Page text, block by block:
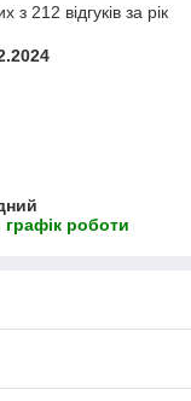
з 212 відгуків за рік
роботи